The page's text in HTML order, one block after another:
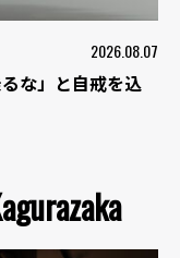
2026.08.07
な」と自戒を込